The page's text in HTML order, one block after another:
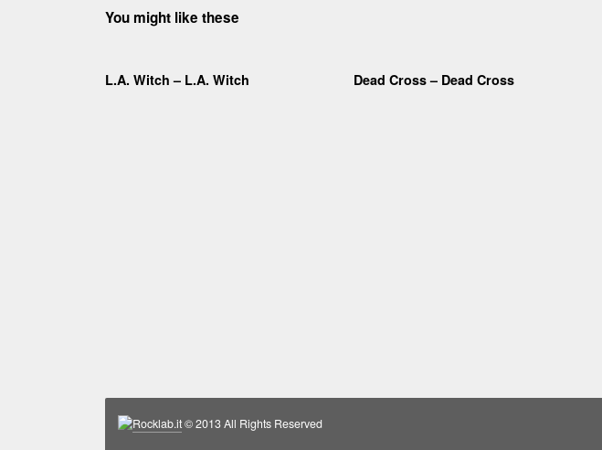
You might like these
L.A. Witch – L.A. Witch Dead Cross – Dead Cross
Rocklab.it© 2013 All Rights Reserved